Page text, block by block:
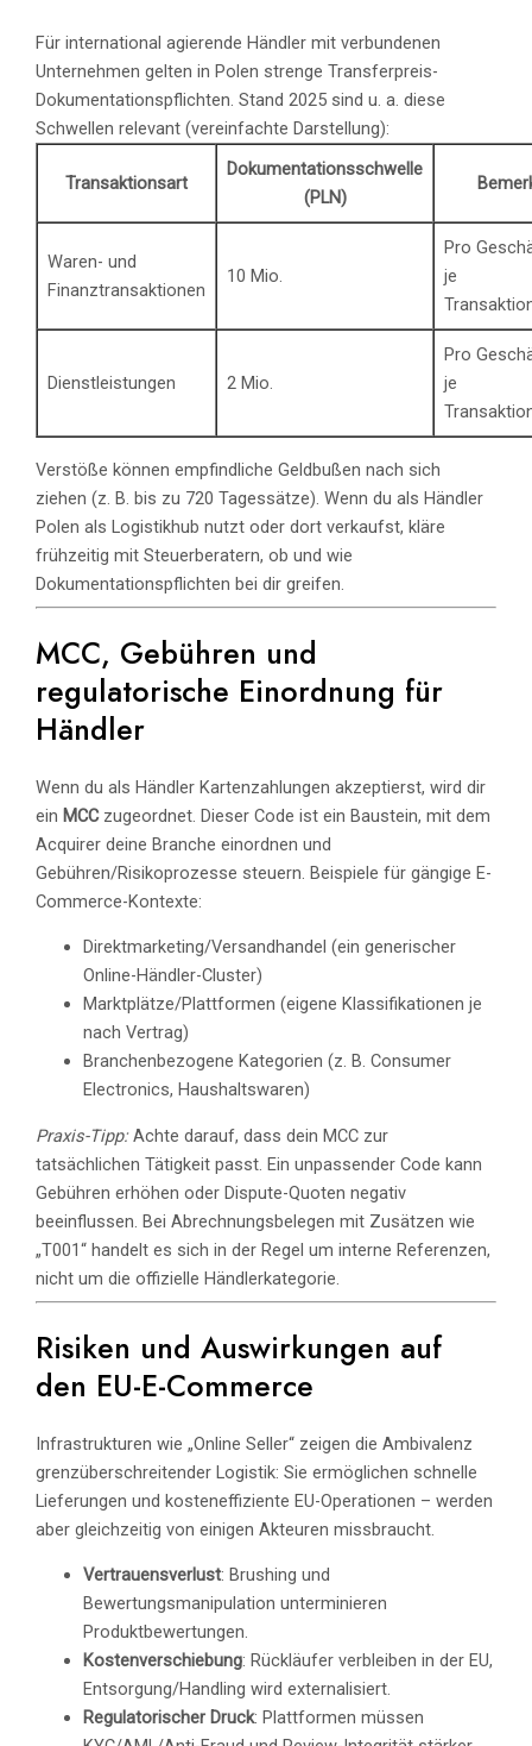
Für international agierende Händler mit verbundenen
Unternehmen gelten in Polen strenge Transferpreis-
Dokumentationspflichten. Stand 2025 sind u. a. diese
Schwellen relevant (vereinfachte Darstellung):
Transaktionsart
Dokumentationsschwelle
(PLN)
Waren- und
Finanztransaktionen
10 Mio.
Pro
je
Dienstleistungen 2 Mio.
Pro
je
Verstöße können empfindliche Geldbußen nach sich
ziehen (z. B. bis zu 720 Tagessätze). Wenn du als Händler
Polen als Logistikhub nutzt oder dort verkaufst, kläre
frühzeitig mit Steuerberatern, ob und wie
Dokumentationspflichten bei dir greifen.
MCC, Gebühren und
regulatorische Einordnung für
Händler
Wenn du als Händler Kartenzahlungen akzeptierst, wird dir
ein MCCzugeordnet. Dieser Code ist ein Baustein, mit dem
Acquirer deine Branche einordnen und
Gebühren/Risikoprozesse steuern. Beispiele für gängige E-
Commerce-Kontexte:
Direktmarketing/Versandhandel (ein generischer
Online-Händler-Cluster)
Marktplätze/Plattformen (eigene Klassifikationen je
nach Vertrag)
Branchenbezogene Kategorien (z. B. Consumer
Electronics, Haushaltswaren)
Praxis-Tipp:Achte darauf, dass dein MCC zur
tatsächlichen Tätigkeit passt. Ein unpassender Code kann
Gebühren erhöhen oder Dispute-Quoten negativ
beeinflussen. Bei Abrechnungsbelegen mit Zusätzen wie
„T001“ handelt es sich in der Regel um interne Referenzen,
nicht um die offizielle Händlerkategorie.
Risiken und Auswirkungen auf
den EU-E-Commerce
Infrastrukturen wie „Online Seller“ zeigen die Ambivalenz
grenzüberschreitender Logistik: Sie ermöglichen schnelle
Lieferungen und kosteneffiziente EU-Operationen – werden
aber gleichzeitig von einigen Akteuren missbraucht.
Vertrauensverlust: Brushing und
Bewertungsmanipulation unterminieren
Produktbewertungen.
Kostenverschiebung: Rückläufer verbleiben in der EU,
Entsorgung/Handling wird externalisiert.
Regulatorischer Druck: Plattformen müssen